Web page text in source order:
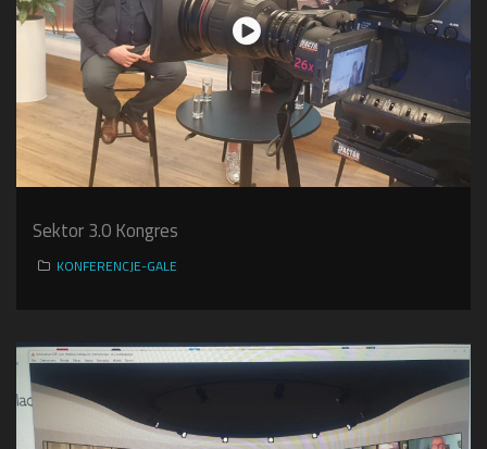
Sektor 3.0 Kongres
KONFERENCJE-GALE